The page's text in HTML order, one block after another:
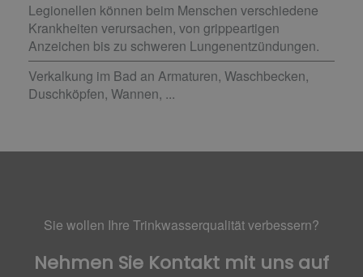
Legionellen können beim Menschen verschiedene
Krankheiten verursachen, von grippeartigen
Anzeichen bis zu schweren Lungenentzündungen.
Verkalkung im Bad an Armaturen, Waschbecken,
Duschköpfen, Wannen, ...
Sie wollen Ihre Trinkwasserqualität verbessern?
Nehmen Sie Kontakt mit uns auf